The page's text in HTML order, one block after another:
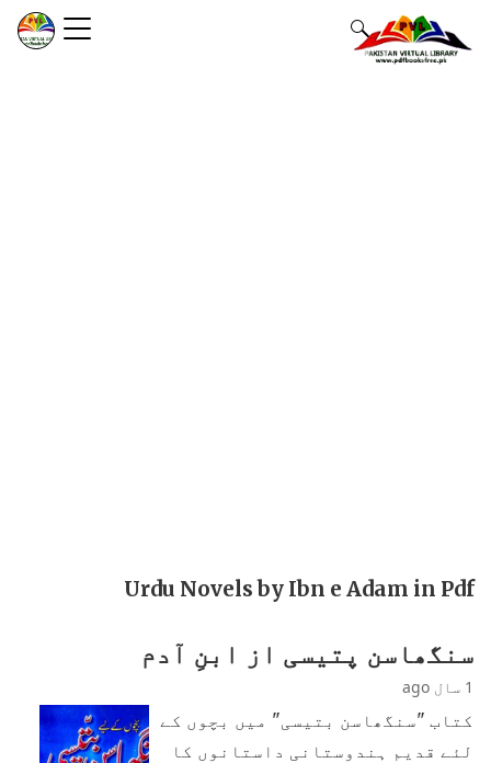
Urdu Novels by Ibn e Adam in Pdf
سنگھاسن پتیسی از ابنِ آدم
1 سال ago
کتاب "سنگھاسن بتیسی" میں بچوں کے
لئے قدیم ہندوستانی داستانوں کا